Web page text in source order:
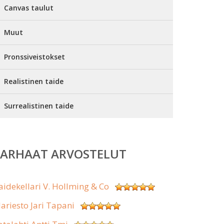
Canvas taulut
Muut
Pronssiveistokset
Realistinen taide
Surrealistinen taide
ARVOSTELUT
V. Hollming & Co
Jari Tapani